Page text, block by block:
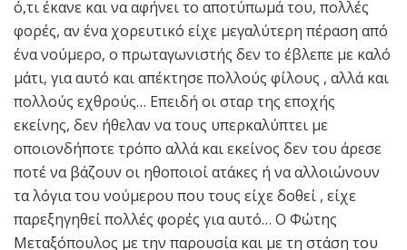
ό,τι έκανε και να αφήνει το αποτύπωμά του, πολλές
φορές, αν ένα χορευτικό είχε μεγαλύτερη πέραση από
ένα νούμερο, ο πρωταγωνιστής δεν το έβλεπε με καλό
μάτι, για αυτό και απέκτησε πολλούς φίλους , αλλά και
πολλούς εχθρούς… Επειδή οι σταρ της εποχής
εκείνης, δεν ήθελαν να τους υπερκαλύπτει με
οποιονδήποτε τρόπο αλλά και εκείνος δεν του άρεσε
ποτέ να βάζουν οι ηθοποιοί ατάκες ή να αλλοιώνουν
τα λόγια του νούμερου που τους είχε δοθεί , είχε
παρεξηγηθεί πολλές φορές για αυτό… Ο Φώτης
Μεταξόπουλος με την παρουσία και με τη στάση του